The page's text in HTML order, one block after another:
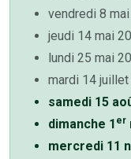
vendredi 8
jeudi 14 mai
lundi 25 mai
mardi 14
samedi 15
dimanche 1 er
mercredi 11